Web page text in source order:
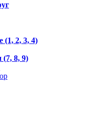
(1, 2, 3, 4)
8, 9)